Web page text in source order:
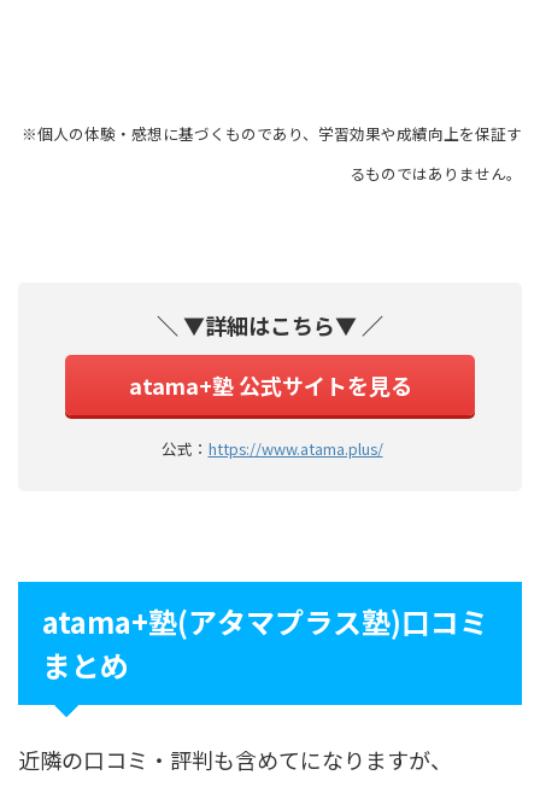
※個人の体験・感想に基づくものであり、学習効果や成績向上を保証す
るものではありません。
＼ ▼詳細はこちら▼ ／
atama+塾 公式サイトを見る
公式： https://www.atama.plus/
atama+塾(アタマプラス塾)口コミ
まとめ
近隣の口コミ・評判も含めてになりますが、